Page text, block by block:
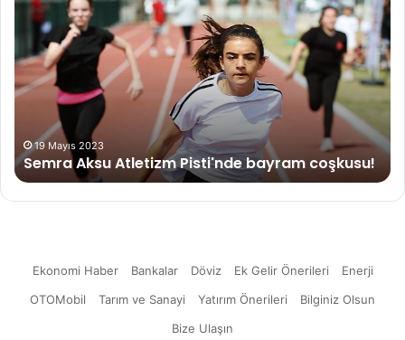
Aksu
Atletizm
Pisti'nde
bayram
coşkusu!
19 Mayıs 2023
Semra Aksu Atletizm Pisti'nde bayram coşkusu!
ve
Bir
Ekonomi Haber Bankalar Döviz Ek Gelir Önerileri
Enerji
OTOMobil
Tarım ve Sanayi Yatırım Önerileri
Bilginiz Olsun
Bize Ulaşın